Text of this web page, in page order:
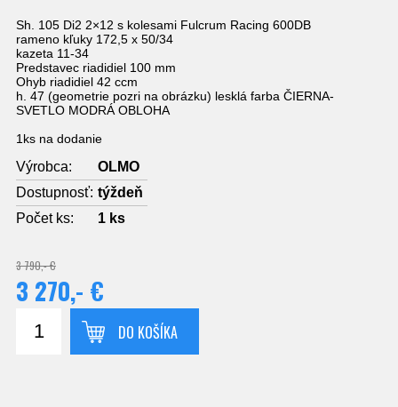
Sh. 105 Di2 2×12 s kolesami Fulcrum Racing 600DB
rameno kľuky 172,5 x 50/34
kazeta 11-34
Predstavec riadidiel 100 mm
Ohyb riadidiel 42 ccm
h. 47 (geometrie pozri na obrázku) lesklá farba ČIERNA-
SVETLO MODRÁ OBLOHA
1ks na dodanie
Výrobca:
OLMO
Dostupnosť: týždeň
Počet ks:
1 ks
3 790,- €
3 270,- €
DO KOŠÍKA